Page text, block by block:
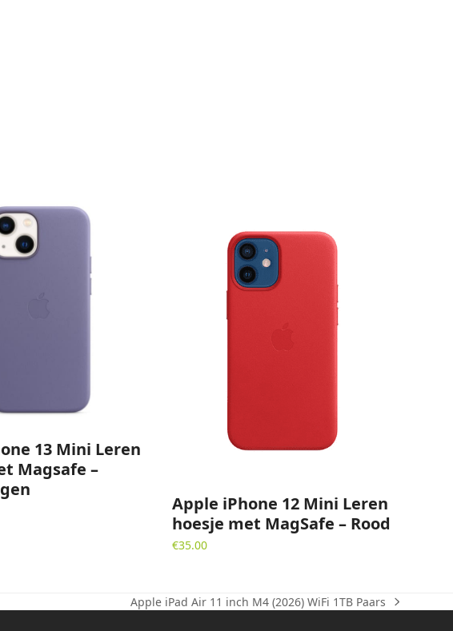
13 Mini Leren
Magsafe –
Apple iPhone 12 Mini Leren
hoesje met MagSafe – Rood
€35.00
next
Apple iPad Air 11 inch M4 (2026) WiFi 1TB Paars